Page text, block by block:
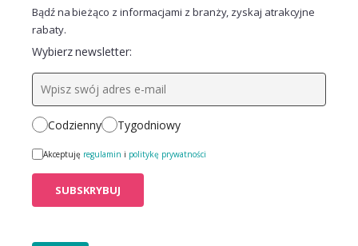
Bądź na bieżąco z informacjami z branży, zyskaj atrakcyjne
rabaty.
Wybierz newsletter:
Codzienny Tygodniowy
Akceptuję regulamin i politykę prywatności